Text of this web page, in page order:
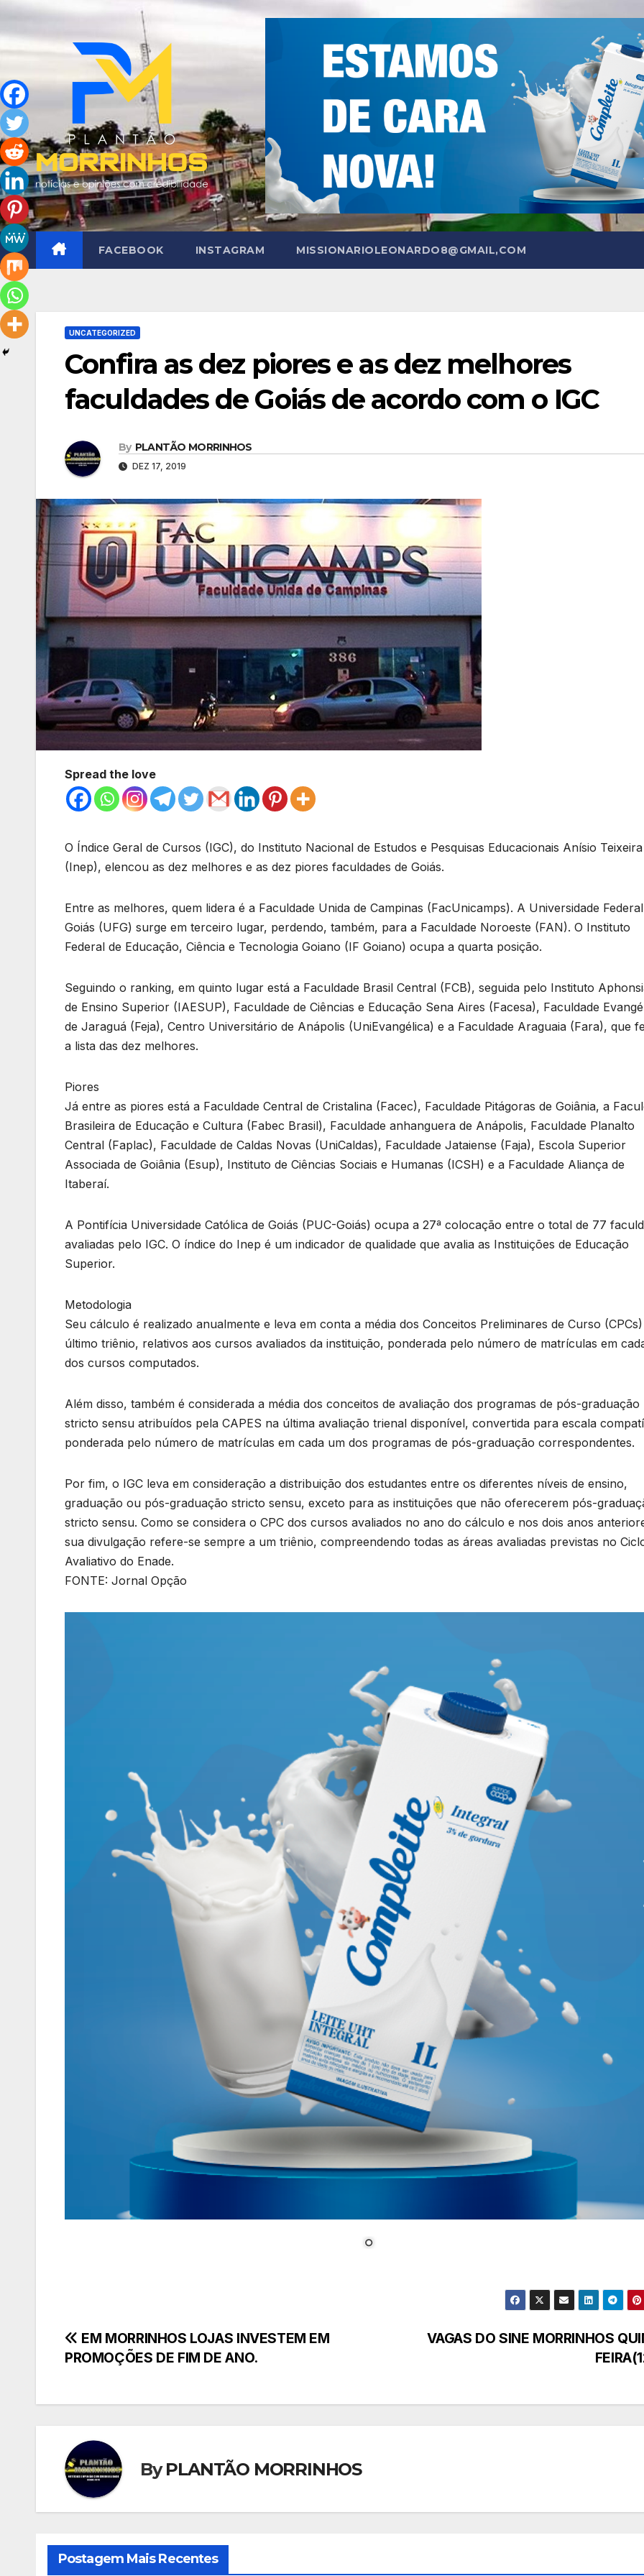
Skip
to
content
FACEBOOK INSTAGRAM MISSIONARIOLEONARDO8@GMAIL,COM
UNCATEGORIZED
Confira as dez piores e as dez melhores
faculdades de Goiás de acordo com o IGC
By PLANTÃO MORRINHOS
DEZ 17, 2019
Spread the love
O Índice Geral de Cursos (IGC), do Instituto Nacional de Estudos e Pesquisas Educacionais Anísio Teixeira
(Inep), elencou as dez melhores e as dez piores faculdades de Goiás.
Entre as melhores, quem lidera é a Faculdade Unida de Campinas (FacUnicamps). A Universidade
Goiás (UFG) surge em terceiro lugar, perdendo, também, para a Faculdade Noroeste (FAN). O Instituto
Federal de Educação, Ciência e Tecnologia Goiano (IF Goiano) ocupa a quarta posição.
Seguindo o ranking, em quinto lugar está a Faculdade Brasil Central (FCB), seguida pelo Instituto
de Ensino Superior (IAESUP), Faculdade de Ciências e Educação Sena Aires (Facesa), Faculdade
de Jaraguá (Feja), Centro Universitário de Anápolis (UniEvangélica) e a Faculdade Araguaia (Fara), que
a lista das dez melhores.
Piores
Já entre as piores está a Faculdade Central de Cristalina (Facec), Faculdade Pitágoras de Goiânia, a
Brasileira de Educação e Cultura (Fabec Brasil), Faculdade anhanguera de Anápolis, Faculdade Planalto
Central (Faplac), Faculdade de Caldas Novas (UniCaldas), Faculdade Jataiense (Faja), Escola Superior
Associada de Goiânia (Esup), Instituto de Ciências Sociais e Humanas (ICSH) e a Faculdade Aliança de
Itaberaí.
A Pontifícia Universidade Católica de Goiás (PUC-Goiás) ocupa a 27ª colocação entre o total de 77
avaliadas pelo IGC. O índice do Inep é um indicador de qualidade que avalia as Instituições de Educação
Superior.
Metodologia
Seu cálculo é realizado anualmente e leva em conta a média dos Conceitos Preliminares de Curso
último triênio, relativos aos cursos avaliados da instituição, ponderada pelo número de matrículas em
dos cursos computados.
Além disso, também é considerada a média dos conceitos de avaliação dos programas de pós-graduação
stricto sensu atribuídos pela CAPES na última avaliação trienal disponível, convertida para escala
ponderada pelo número de matrículas em cada um dos programas de pós-graduação correspondentes.
Por fim, o IGC leva em consideração a distribuição dos estudantes entre os diferentes níveis de ensino,
graduação ou pós-graduação stricto sensu, exceto para as instituições que não oferecerem pós-
stricto sensu. Como se considera o CPC dos cursos avaliados no ano do cálculo e nos dois anos
sua divulgação refere-se sempre a um triênio, compreendendo todas as áreas avaliadas previstas no
Avaliativo do Enade.
FONTE: Jornal Opção
Navegação
Post
VAGAS DO SINE MORRINHOS
EM MORRINHOS LOJAS INVESTEM EM
PROMOÇÕES DE FIM DE ANO.
ByPLANTÃO MORRINHOS
Postagem Mais Recentes